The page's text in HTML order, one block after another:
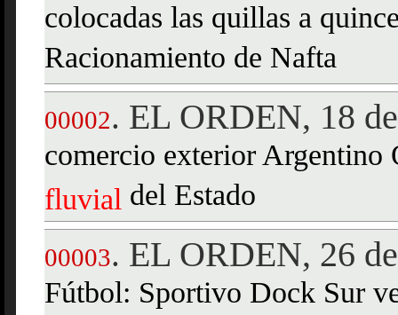
colocadas las quillas a
Racionamiento de Nafta
00002. EL ORDEN, 18
comercio exterior Argentino
fluvial del Estado
00003. EL ORDEN, 26
Fútbol: Sportivo Dock Sur